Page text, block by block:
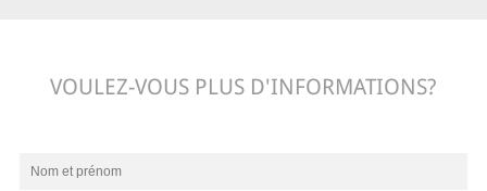
VOULEZ-VOUS PLUS D'INFORMATIONS?